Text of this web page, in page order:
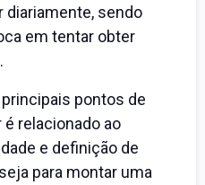
diariamente, sendo
em tentar obter
pontos de
relacionado ao
e definição de
para montar uma